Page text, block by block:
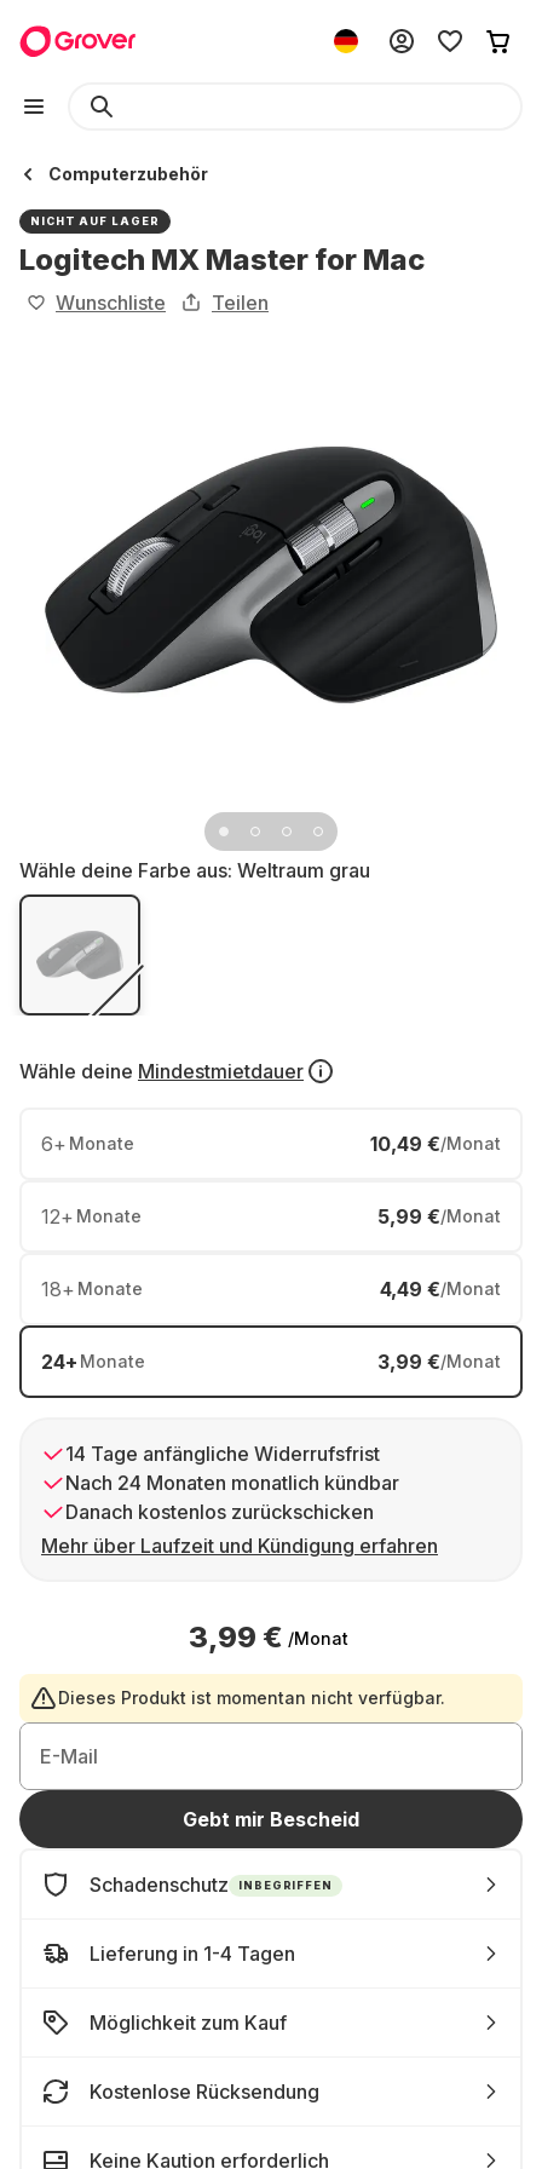
Computerzubehör
NICHT AUF LAGER
Logitech MX Master for Mac
Wunschliste Teilen
Wähle deine Farbe aus: Weltraum grau
Wähle deine Mindestmietdauer
6+ Monate 10,49 €/Monat
12+ Monate 5,99 €/Monat
18+ Monate 4,49 €/Monat
24+ Monate 3,99 €/Monat
14 Tage anfängliche Widerrufsfrist
Nach 24 Monaten monatlich kündbar
Danach kostenlos zurückschicken
Mehr über Laufzeit und Kündigung erfahren
3,99 € /Monat
Dieses Produkt ist momentan nicht verfügbar.
E-Mail
Gebt mir Bescheid
Schadenschutz INBEGRIFFEN
Lieferung in 1-4 Tagen
Möglichkeit zum Kauf
Kostenlose Rücksendung
Keine Kaution erforderlich